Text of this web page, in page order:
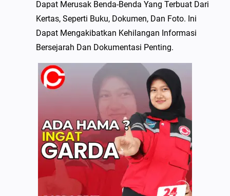
Dapat Merusak Benda-Benda Yang Terbuat Dari
Kertas, Seperti Buku, Dokumen, Dan Foto. Ini
Dapat Mengakibatkan Kehilangan Informasi
Bersejarah Dan Dokumentasi Penting.